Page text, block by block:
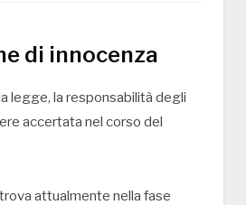
di innocenza
legge, la responsabilità degli
accertata nel corso del
attualmente nella fase